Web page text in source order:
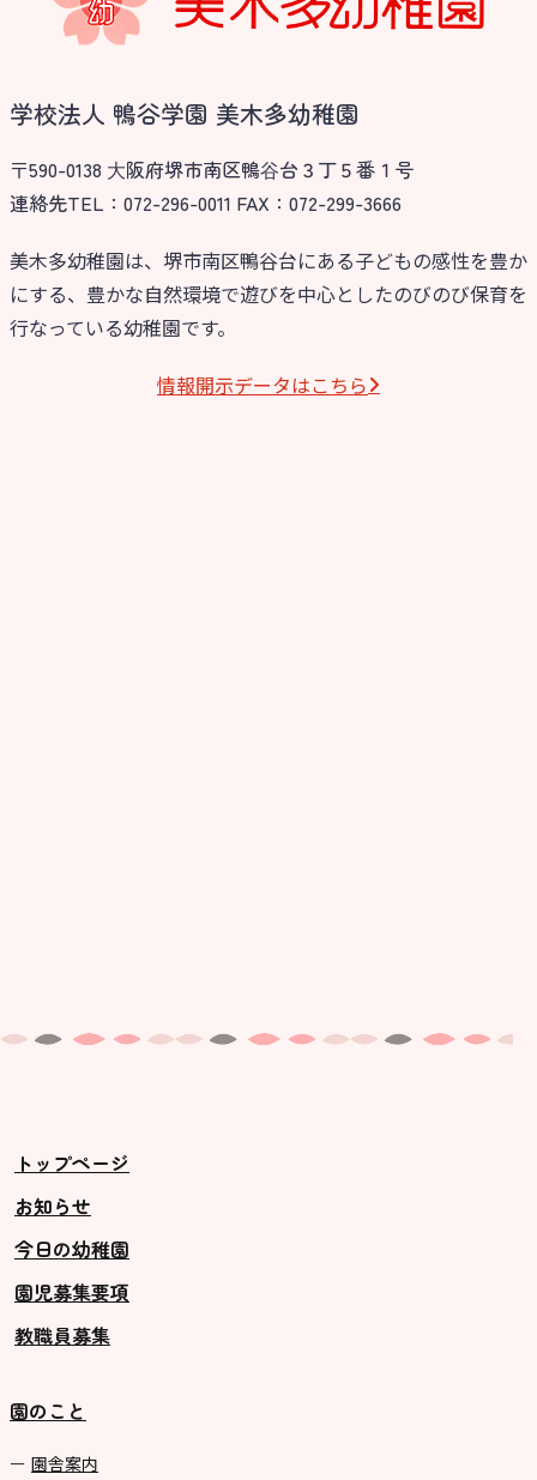
学校法人 鴨谷学園 美木多幼稚園
〒590-0138 ⼤阪府堺市南区鴨⾕台３丁５番１号
連絡先TEL：072-296-0011 FAX：072-299-3666
美木多幼稚園は、堺市南区鴨谷台にある子どもの感性を豊か
にする、豊かな自然環境で遊びを中心としたのびのび保育を
行なっている幼稚園です。
情報開⽰データはこちら
トップページ
お知らせ
今日の幼稚園
園児募集要項
教職員募集
園のこと
園舎案内
お知らせ
今日の幼稚園
園児募集要項
教職員募集
園のこと
未就園児クラス
ス ]
2歳児ひとり登園［ゆず組 ]
グループ施設・
関係先リンク
学校法⼈諏訪森学園 諏訪森幼稚
園
⼤阪府私⽴幼稚園連盟